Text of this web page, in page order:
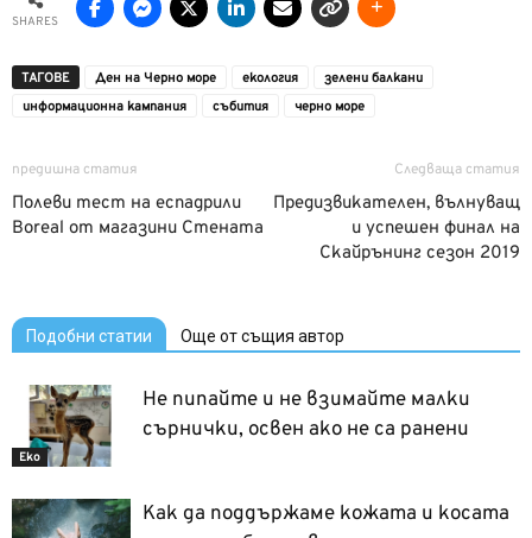
SHARES
ТАГОВЕ Ден на Черно море екология
зелени балкани
информационна кампания
събития черно море
предишна статия
Полеви тест на еспадрили
Boreal от магазини Стената
Следваща статия
Предизвикателен, вълнуващ
и успешен финал на
Скайрънинг сезон 2019
Подобни статии Още от същия автор
Еко
Не пипайте и не взимайте малки
сърнички, освен ако не са ранени
Как да поддържаме кожата и косата